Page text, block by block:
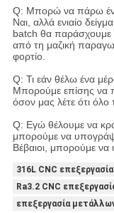
Q: Μπορώ να πάρω ένα
Ναι, αλλά ενιαίο
batch θα παράσχουμε
από τη μαζική
φορτίο.
Q: Τι εάν θέλω ένα
Μπορούμε επίσης να
όσον μας λέτε ότι όλο
Q: Εγώ θέλουμε να
μπορούμε να
Βέβαιοι, μπορούμε
316L CNC
Ra3.2 CNC
επεξεργασία